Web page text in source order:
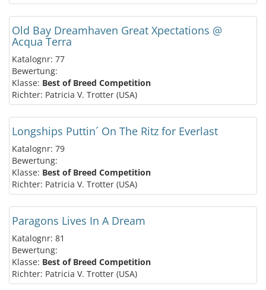
Old Bay Dreamhaven Great Xpectations @
Acqua Terra
Katalognr: 77
Bewertung:
Klasse: Best of Breed Competition
Richter: Patricia V. Trotter (USA)
Longships Puttin´ On The Ritz for Everlast
Katalognr: 79
Bewertung:
Klasse: Best of Breed Competition
Richter: Patricia V. Trotter (USA)
Paragons Lives In A Dream
Katalognr: 81
Bewertung:
Klasse: Best of Breed Competition
Richter: Patricia V. Trotter (USA)